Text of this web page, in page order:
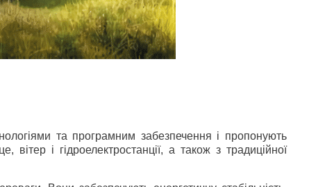
та програмним забезпечення і пропонують
і гідроелектростанції, а також з традиційної